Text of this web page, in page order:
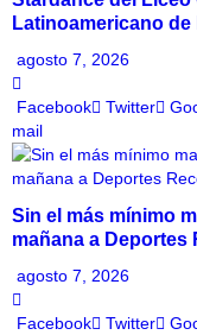
Latinoamericano
agosto 7, 2026
Facebook Twitter
mail
Sin el más mínimo
mañana a Deportes
agosto 7, 2026
Facebook Twitter